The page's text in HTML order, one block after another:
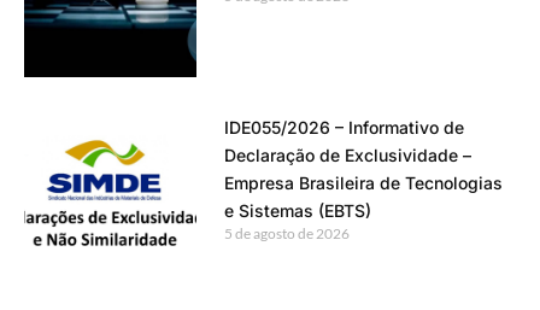
IDE055/2026 – Informativo de
Declaração de Exclusividade –
Empresa Brasileira de Tecnologias
e Sistemas (EBTS)
5 de agosto de 2026